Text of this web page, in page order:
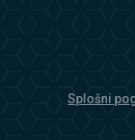
Splošni